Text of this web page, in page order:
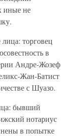
иные не
торговец
в
Андре-Жозеф
Жан-Батист
с Шуазо.
бывший
нотариус
в попытке